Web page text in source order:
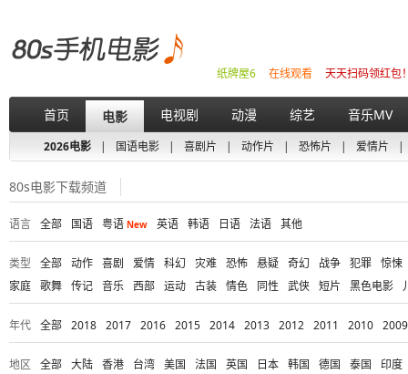
天天扫码领红包
在线观看
纸牌屋6
首页 电影 电视剧 动漫 综艺 音乐MV
2026电影 | 国语电影 | 喜剧片 | 动作片 | 恐怖片 | 爱情片 |
80s电影下载频道
语言 全部 国语 粤语 New 英语 韩语 日语 法语 其他
类型 全部 动作 喜剧 爱情 科幻 灾难 恐怖 悬疑 奇幻 战争 犯罪 惊悚
家庭 歌舞 传记 音乐 西部 运动 古装 情色 同性 武侠 短片 黑色电影
年代 全部 2018 2017 2016 2015 2014 2013 2012 2011 2010 2009
地区 全部 大陆 香港 台湾 美国 法国 英国 日本 韩国 德国 泰国 印度